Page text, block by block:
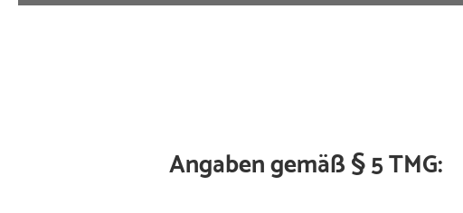
Angaben gemäß § 5 TMG: